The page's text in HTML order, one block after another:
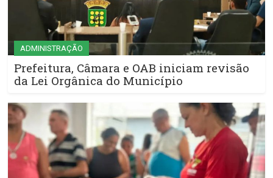
ADMINISTRAÇÃO
Prefeitura, Câmara e OAB iniciam revisão
da Lei Orgânica do Município